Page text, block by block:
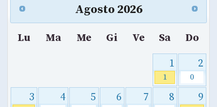
Agosto 2026
Lu Ma Me Gi Ve Sa
Do
1
1
2
0
3 4 5 6 7 8 9